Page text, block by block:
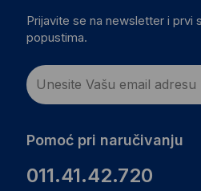
Prijavite se na newsletter i prvi
popustima.
Pomoć pri naručivanju
011.41.42.720